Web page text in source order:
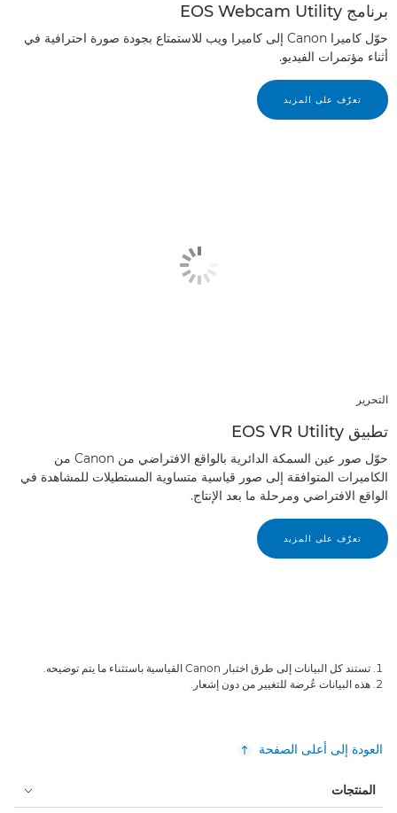
برنامج EOS Webcam Utility
حوّل كاميرا Canon إلى كاميرا ويب للاستمتاع بجودة صورة احترافية في
أثناء مؤتمرات الفيديو.
تعرّف على المزيد
التحرير
تطبيق EOS VR Utility
حوّل صور عين السمكة الدائرية بالواقع الافتراضي من Canon من
الكاميرات المتوافقة إلى صور قياسية متساوية المستطيلات للمشاهدة في
الواقع الافتراضي ومرحلة ما بعد الإنتاج.
تعرّف على المزيد
تستند كل البيانات إلى طرق اختبار Canon القياسية باستثناء ما يتم توضيحه.
هذه البيانات عُرضة للتغيير من دون إشعار.
العودة إلى أعلى الصفحة
المنتجات